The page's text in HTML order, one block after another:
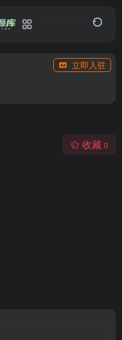
立即入驻
收藏 0